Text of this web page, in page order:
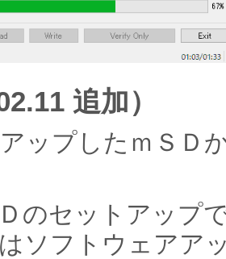
追加）
ップしたｍＳＤ
のセットアップ
ソフトウェアア